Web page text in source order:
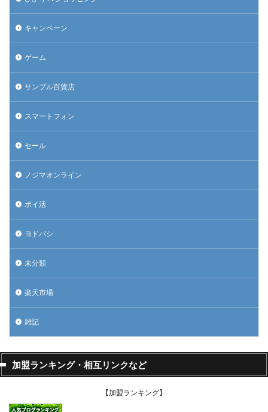
キャンペーン
ゲーム
サンプル百貨店
スマートフォン
セール
ノジマオンライン
ポイ活
ヨドバシ
未分類
楽天市場
雑記
加盟ランキング・相互リンクなど
【加盟ランキング】